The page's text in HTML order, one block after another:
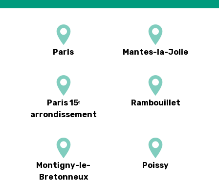
Paris Mantes-la-Jolie
Paris 15ᵉ
arrondissement
Rambouillet
Montigny-le-
Bretonneux
Poissy